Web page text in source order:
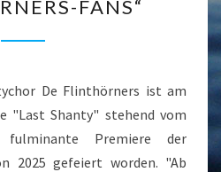
SAAL
SIND
FLINTHÖRNERS-
FANS“
FANS“
De Flinthörners ist am
"Last Shanty" stehend vom
Premiere der
2025 gefeiert worden. "Ab